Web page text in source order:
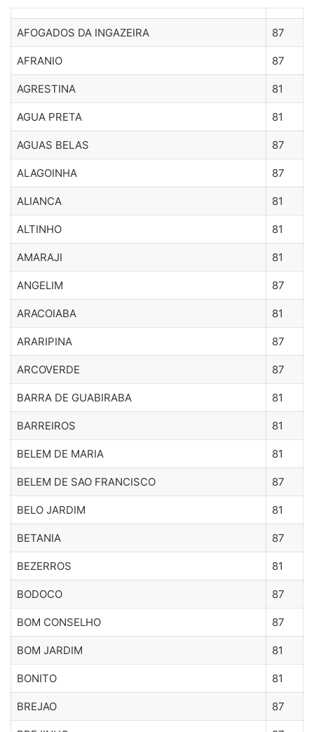
AFOGADOS DA INGAZEIRA 87
AFRANIO 87
AGRESTINA 81
AGUA PRETA 81
AGUAS BELAS 87
ALAGOINHA 87
ALIANCA 81
ALTINHO 81
AMARAJI 81
ANGELIM 87
ARACOIABA 81
ARARIPINA 87
ARCOVERDE 87
BARRA DE GUABIRABA 81
BARREIROS 81
BELEM DE MARIA 81
BELEM DE SAO FRANCISCO 87
BELO JARDIM 81
BETANIA 87
BEZERROS 81
BODOCO 87
BOM CONSELHO 87
BOM JARDIM 81
BONITO 81
BREJAO 87